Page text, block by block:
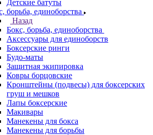
Детские батуты
борьба, единоборства
Назад
Бокс, борьба, единоборства
Аксессуары для единоборств
Боксерские ринги
Будо-маты
Защитная экипировка
Ковры борцовские
Кронштейны (подвесы) для боксерских
груш и мешков
Лапы боксерские
Макивары
Манекены для бокса
Манекены для борьбы